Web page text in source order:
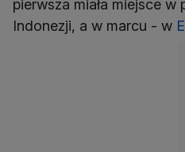
pierwsza miała miejsce w
Indonezji, a w marcu - w